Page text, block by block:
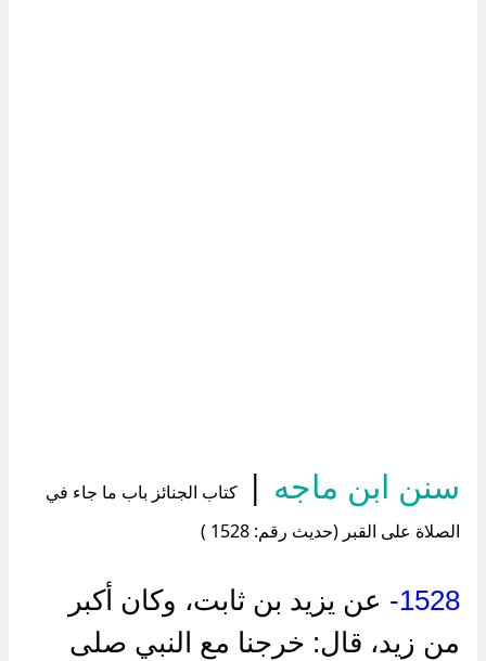
سنن ابن ماجه |
كتاب الجنائز باب ما جاء في
الصلاة على القبر (حديث رقم: 1528 )
1528-
عن يزيد بن ثابت، وكان أكبر
من زيد، قال: خرجنا مع النبي صلى